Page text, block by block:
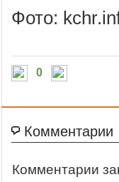
Фото:
0
Комментарии
Комментарии